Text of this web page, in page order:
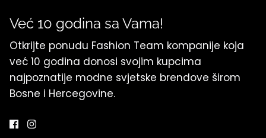
Već 10 godina sa Vama!
Otkrijte ponudu Fashion Team kompanije koja
već 10 godina donosi svojim kupcima
najpoznatije modne svjetske brendove širom
Bosne i Hercegovine.